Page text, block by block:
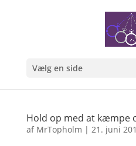
Vælg en side
Hold op med at kæmpe
af MrTopholm | 21. juni